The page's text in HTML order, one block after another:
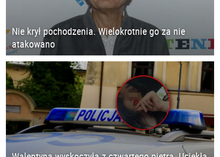
Nie krył pochodzenia. Wielokrotnie go za nie
atakowano